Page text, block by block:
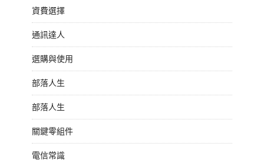
資費選擇
通訊達人
選購與使用
部落人生
部落人生
關鍵零組件
電信常識